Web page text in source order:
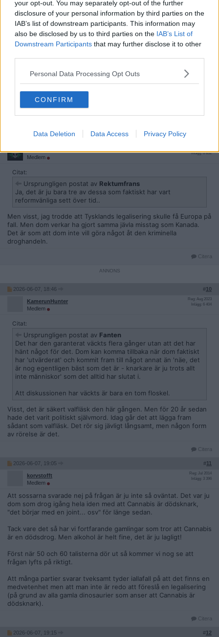
your opt-out. You may separately opt-out of the further
disclosure of your personal information by third parties on the
IAB’s list of downstream participants. This information may
also be disclosed by us to third parties on the IAB’s List of
Downstream Participants that may further disclose it to other
Personal Data Processing Opt Outs
CONFIRM
Data Deletion Data Access Privacy Policy
2026-06-07, 18:11
Rektumfrans
Medlem
Reg: Dec 2017
Inlägg: 1 187
Tyvärr så tror jag bara det är populistiskt valfläsk.
Ja, det är ju bara tre av dessa som faktiskt har vart reformvänliga
sett över tid..
2026-06-07, 18:25
Medlem
Inlägg: 6 832
Citat:
Ursprungligen postat av Rektumfrans
Ja, det är ju bara tre av dessa som faktiskt har vart
reformvänliga sett över tid..
Men visst, jag trodde att Tysklands legalisering skulle få Europa på
fall. Men dom verkar ha gjort samma jävla misstag som Kanada.
Det är som att dom inte vill göra något åt den kriminella
droghandeln.
Citera
2026-06-07, 18:46 #10
KamerunHunter
Medlem
Reg: Aug 2023
Inlägg: 6 404
Citat:
Ursprungligen postat av Fanten
Det har den garanterat väckts flera gånger utan att det har
hänt något för det. Dom kan komma tillbaka när dom faktiskt
har 'utvärderat' och kommit fram till något annat än 'näe, det
är nog egentligen bäst som det är - knarkare är ju trots allt
inte människor' som det alltid har slutat i.
Att diskussionen har väckts är bara en tom floskel.
Visst, det är säkert valfläsk den här gången. Men för 20 år sedan
hade det varit politiskt självmord. Idag går det att lägga fram
sådant som valfläsk. Det rör sig jävligt långsamt, men någon form
av rörelse är det.
Citera
2026-06-07, 19:05 #11
korvstofft
Medlem
Reg: Jul 2014
Inlägg: 3 396
Att sossarna svarade nej på frågan är ju inte så oväntat. Det var ju
dom som drog igång hela iden med att Cannabis är dödsknark,
"det börjar med en joint... osv" för länge sedan.
Tack vare det så har vi fortfarande gamlingar som tror att Cannabis
är en dödsdrog. Men alkohol är helt fine, det är ju lagligt!
Först när 50 och 60 talisterna dör ut så kommer vi nog se att
frågan lyfts på riktigt.
Att många partier svarar tveksamt tyder iallafall på att det finns en
medvetenhet men att man inte är redo att föreslå en legalisering
(på grund av alla gamla dinosaurier som anser att Cannabis är
dödsknark).
Citera
2026-06-07, 19:15 #12